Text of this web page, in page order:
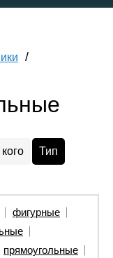
Тип
фигурные
прямоугольные